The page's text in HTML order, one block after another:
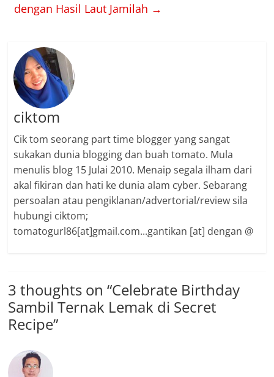
dengan Hasil Laut Jamilah →
ciktom
Cik tom seorang part time blogger yang sangat
sukakan dunia blogging dan buah tomato. Mula
menulis blog 15 Julai 2010. Menaip segala ilham dari
akal fikiran dan hati ke dunia alam cyber. Sebarang
persoalan atau pengiklanan/advertorial/review sila
hubungi ciktom;
tomatogurl86[at]gmail.com...gantikan [at] dengan @
3 thoughts on “Celebrate Birthday
Sambil Ternak Lemak di Secret
Recipe”